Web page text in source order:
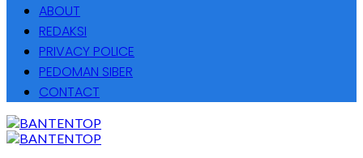
ABOUT
REDAKSI
PRIVACY POLICE
PEDOMAN SIBER
CONTACT